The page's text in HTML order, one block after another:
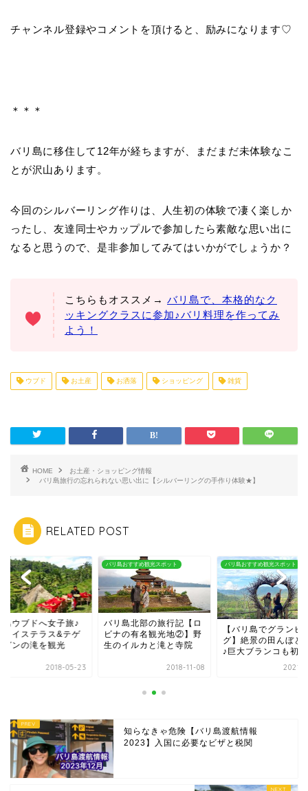
チャンネル登録やコメントを頂けると、励みになります♡
＊＊＊
バリ島に移住して12年が経ちますが、まだまだ未体験なこ
とが沢山あります。
今回のシルバーリング作りは、人生初の体験で凄く楽しか
ったし、友達同士やカップルで参加したら素敵な思い出に
なると思うので、是非参加してみてはいかがでしょうか？
こちらもオススメ→ バリ島で、本格的なク
ッキングクラスに参加♪バリ料理を作ってみ
よう！
ウブド お土産 お洒落 ショッピング 雑貨
HOME
お土産・ショッピング情報
バリ島旅行の忘れられない思い出に【シルバーリングの手作り体験★】
RELATED POST
おすすめ観光スポット
島北部の旅行記【ロ
の有名観光地②】野
イルカと滝と寺院
2018-11-08
バリ島おすすめ観光スポット
【バリ島でグランピン
グ】絶景の田んぼと朝日
♪巨大ブランコも初体験
2021-07-20
カフェ
バリ島ウブドへ女子
絶景ライステラス&
ヌンガンの滝を観光
2018-
知らなきゃ危険【バリ島渡航情報
2023】入国に必要なビザと税関